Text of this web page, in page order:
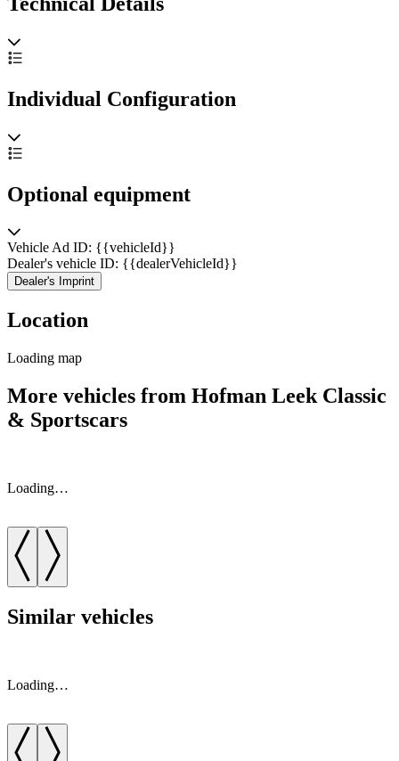
Individual Configuration
Optional equipment
Vehicle Ad ID: {{vehicleId}}
Dealer's vehicle ID: {{dealerVehicleId}}
Dealer's Imprint
Location
Loading map
More vehicles from Hofman Leek Classic
& Sportscars
Loading…
Similar vehicles
Loading…